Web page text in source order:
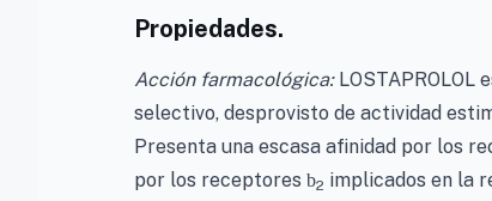
Propiedades.
Acción farmacológica:LOSTAPROLOL
selectivo, desprovisto de actividad
Presenta una escasa afinidad por los
por los receptores b2 implicados en la